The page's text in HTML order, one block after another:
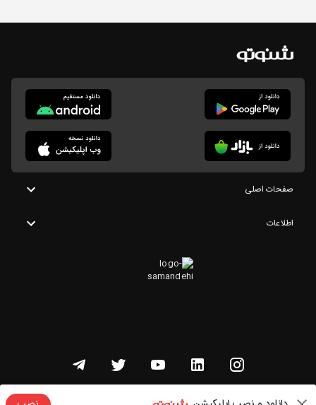
صفحات اصلی
اطلاعات
تمامی حقوق این وبسایت متعلق به شنوتو است